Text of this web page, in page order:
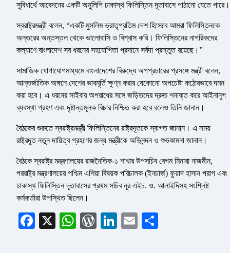
সুবিধার্থে আবেদনের একটি অনুলিপি ঢাকাস্থ ফিলিস্তিন দূতাবাসে পাঠানো যেতে পারে।
স্বরাষ্ট্রমন্ত্রী বলেন, “একটি মুসলিম ভ্রাতৃপ্রতিম দেশ হিসেবে আমরা ফিলিস্তিনকে
অন্তরের অন্তস্তল থেকে ভালোবাসি ও বিশ্বাস করি। ফিলিস্তিনের নাগরিকদের
কল্যাণে বাংলাদেশ সব ধরনের সহযোগিতা প্রদানে সর্বদা প্রস্তুত রয়েছে।”
সামাজিক যোগাযোগমাধ্যমে বাংলাদেশের বিরুদ্ধে অপপ্রচারের প্রসঙ্গে মন্ত্রী বলেন,
আন্তর্জাতিক অঙ্গনে দেশের ভাবমূর্তি ক্ষুণ্ন করার যেকোনো অপচেষ্টা কঠোরভাবে দমন
করা হবে। এ ধরনের সাইবার অপরাধের সঙ্গে জড়িতদের দ্রুত শনাক্ত করে আইনানুগ
ব্যবস্থা গ্রহণ এবং দৃষ্টান্তমূলক বিচার নিশ্চিত করা হবে বলেও তিনি জানান।
বৈঠকের শুরুতে স্বরাষ্ট্রমন্ত্রী ফিলিস্তিনের রাষ্ট্রদূতকে স্বাগত জানান। এ সময়
রাষ্ট্রদূত নতুন দায়িত্ব গ্রহণের জন্য মন্ত্রীকে অভিনন্দন ও শুভকামনা জানান।
বৈঠকে স্বরাষ্ট্র মন্ত্রণালয়ের রাজনৈতিক-১ শাখার উপসচিব বেগম মিনারা নাজমীন,
পররাষ্ট্র মন্ত্রণালয়ের পশ্চিম এশিয়া বিষয়ক পরিচালক (ইনচার্জ) ফুয়াদ হাসান পরাগ এবং
ঢাকাস্থ ফিলিস্তিন দূতাবাসের প্রথম সচিব নূর এইচ. ও. আলাইদিসহ সংশ্লিষ্ট
কর্মকর্তারা উপস্থিত ছিলেন।
Facebook
X WhatsApp
WordPress
LinkedIn
Email